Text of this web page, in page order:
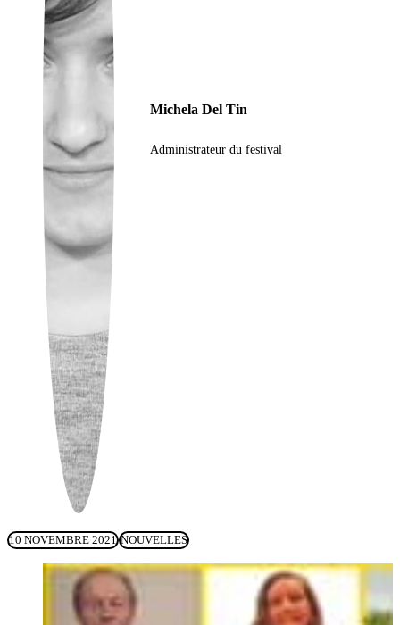
Michela Del Tin
Administrateur du festival
10 NOVEMBRE 2021 NOUVELLES